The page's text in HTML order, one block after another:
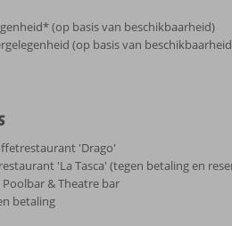
(op basis van beschikbaarheid)
(op basis van
'Drago'
'La Tasca' (tegen betaling en
& Theatre bar
betaling